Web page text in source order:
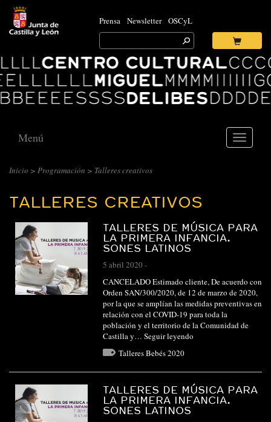
Prensa Newsletter OSCyL
Search
for:
Ok
Centro
Cultural
Miguel
Delibes
Toggle
Menú
CENTRO
MIGUEL
DELIBES
::
ARCHIVO
Inicio > Programación > Talleres creativos
TALLERES CREATIVOS
TALLERES DE MÚSICA PARA
LA PRIMERA INFANCIA.
SONES LATINOS
5 abril 2020 -
CANCELADO Estimado cliente, De acuerdo con
Orden SAN/300/2020, de 12 de marzo de 2020,
por la que se amplían las medidas preventivas en
relación con el COVID-19 para toda la
población y el territorio de la Comunidad de
Castilla y… Seguir leyendo
Talleres Bebés 2020
TALLERES DE MÚSICA PARA
LA PRIMERA INFANCIA.
SONES LATINOS